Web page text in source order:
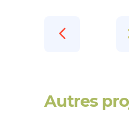
Autres